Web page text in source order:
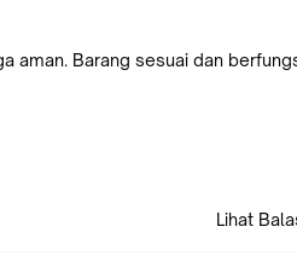
aman. Barang sesuai dan
Lihat